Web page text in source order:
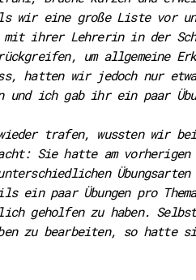
wir eine große Liste vor
mit ihrer Lehrerin in der
um allgemeine
hatten wir jedoch nur
und ich gab ihr ein paar
trafen, wussten wir
Sie hatte am vorherigen
ein paar Übungen pro
geholfen zu haben.
zu bearbeiten, so hatte